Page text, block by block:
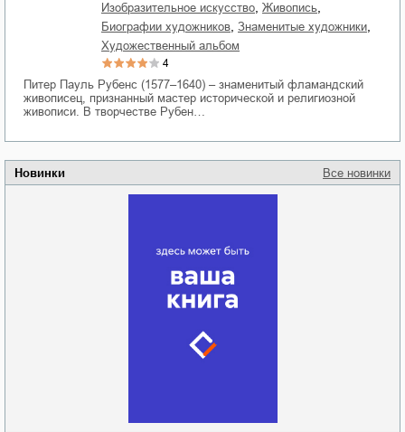
Новинки Все новинки
изобразительное искусство живопись
биографии художников знаменитые художники
художественный альбом
4
Питер Пауль Рубенс (1577–1640) – знаменитый фламандский
живописец, признанный мастер исторической и религиозной
живописи. В творчестве Рубен…